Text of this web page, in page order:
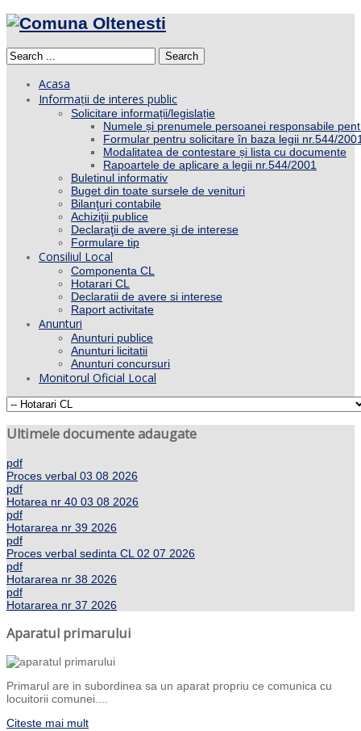
Search
Acasa
Informații de interes public
Solicitare informații/legislație
Numele și prenumele persoanei responsabile
Formular pentru solicitare în baza legii nr.544/
Modalitatea de contestare și lista cu documente
Rapoartele de aplicare a legii nr.544/2001
Buletinul informativ
Buget din toate sursele de venituri
Bilanţuri contabile
Achiziţii publice
Declaraţii de avere şi de interese
Formulare tip
Consiliul Local
Componenta CL
Hotarari CL
Declaratii de avere si interese
Raport activitate
Anunturi
Anunturi publice
Anunturi licitatii
Anunturi concursuri
Monitorul Oficial Local
Ultimele documente adaugate
pdf
Proces verbal 03 08 2026
pdf
Hotarea nr 40 03 08 2026
pdf
Hotararea nr 39 2026
pdf
Proces verbal sedinta CL 02 07 2026
pdf
Hotararea nr 38 2026
pdf
Hotararea nr 37 2026
Aparatul primarului
Primarul are in subordinea sa un aparat propriu ce comunica cu
locuitorii comunei....
Citeste mai mult